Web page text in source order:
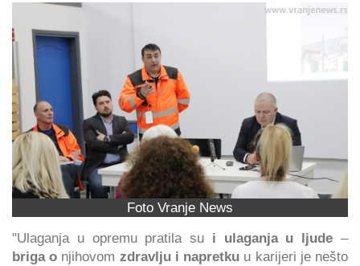
Foto Vranje News
"Ulaganja u opremu pratila su i ulaganja u ljude–
briga o njihovom zdravlju i napretku u karijeri je nešto